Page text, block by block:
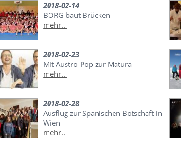
2018-02-14
BORG baut Brücken
mehr...
2018-02-23
Mit Austro-Pop zur Matura
mehr...
2018-02-28
Ausflug zur Spanischen Botschaft in
Wien
mehr...